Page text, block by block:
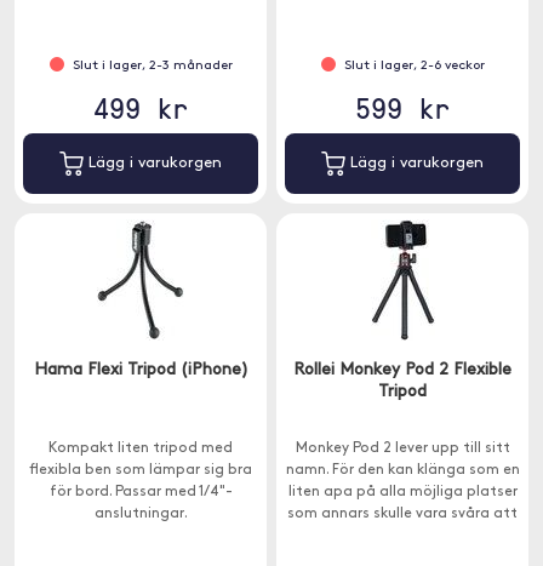
Slut i lager, 2-3 månader
499 kr
Lägg i varukorgen
Slut i lager, 2-6 veckor
599 kr
Lägg i varukorgen
Hama Flexi Tripod (iPhone)
Kompakt liten tripod med
flexibla ben som lämpar sig bra
för bord. Passar med 1/4"-
anslutningar.
Rollei Monkey Pod 2 Flexible
Tripod
Monkey Pod 2 lever upp till sitt
namn. För den kan klänga som en
liten apa på alla möjliga platser
som annars skulle vara svåra att